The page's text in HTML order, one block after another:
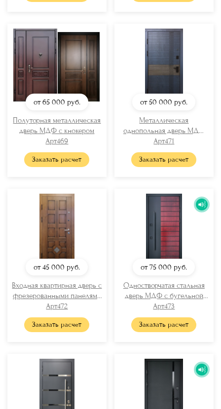
от 65 000 руб.
Полуторная металлическая
дверь МДФ с кнокером
Арт469
Заказать расчет
от 50 000 руб.
Металлическая
однопольная дверь МДФ
RAL
Арт471
Заказать расчет
от 45 000 руб.
Входная квартирная дверь с
фрезерованными панелями
МДФ
Арт472
Заказать расчет
от 75 000 руб.
Одностворчатая стальная
дверь МДФ с бугельной
ручкой
Арт473
Заказать расчет